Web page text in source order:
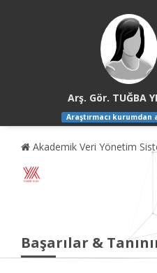
Arş. Gör. TUĞBA
Araştırmacı kurumdan
Akademik Veri Yönetim
Başarılar &